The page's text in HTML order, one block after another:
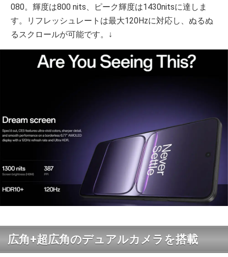
080。輝度は800 nits、ピーク輝度は1430nitsに達しま
す。リフレッシュレートは最大120Hzに対応し、ぬるぬ
るスクロールが可能です。↓
広角+超広角のデュアルカメラを搭載